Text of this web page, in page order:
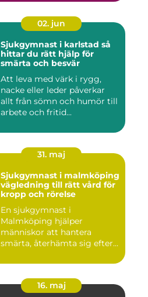
02. jun
Sjukgymnast i karlstad så
hittar du rätt hjälp för
smärta och besvär
Att leva med värk i rygg,
nacke eller leder påverkar
allt från sömn och humör till
arbete och fritid...
31. maj
Sjukgymnast i malmköping
vägledning till rätt vård för
kropp och rörelse
En sjukgymnast i
Malmköping hjälper
människor att hantera
smärta, återhämta sig efter
16. maj